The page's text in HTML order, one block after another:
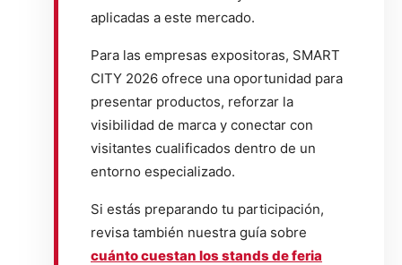
aplicadas a este mercado.
Para las empresas expositoras, SMART
CITY 2026 ofrece una oportunidad para
presentar productos, reforzar la
visibilidad de marca y conectar con
visitantes cualificados dentro de un
entorno especializado.
Si estás preparando tu participación,
revisa también nuestra guía sobre
cuánto cuestan los stands de feria